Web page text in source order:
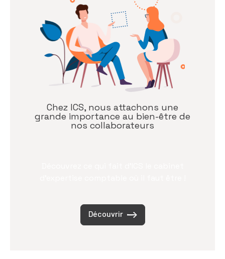
Chez ICS, nous attachons une
grande importance au bien-être de
nos collaborateurs
Découvrir